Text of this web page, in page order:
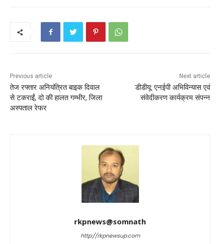
k
A
p
st
Previous article
तेज रफ्तार अनियंत्रित बाइक दिवाल
से टकराईं, दो की हालत गम्भीर, जिला
अस्पताल रेफर
Next article
डीडीयू: एनईपी अभिविन्यास एवं
संवेदीकरण कार्यक्रम संपन्न
rkpnews@somnath
http://rkpnewsup.com